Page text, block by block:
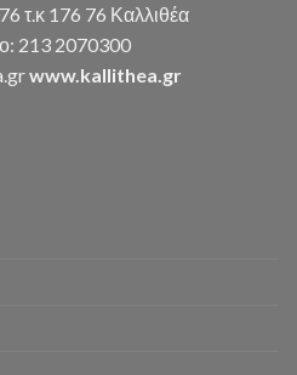
τ.κ 176 76 Καλλιθέα
213 2070300
www.kallithea.gr